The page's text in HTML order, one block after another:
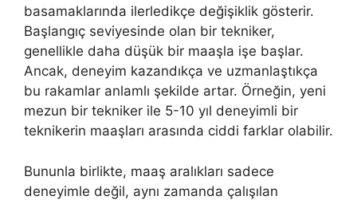
basamaklarında ilerledikçe değişiklik gösterir.
Başlangıç seviyesinde olan bir tekniker,
genellikle daha düşük bir maaşla işe başlar.
Ancak, deneyim kazandıkça ve uzmanlaştıkça
bu rakamlar anlamlı şekilde artar. Örneğin, yeni
mezun bir tekniker ile 5-10 yıl deneyimli bir
teknikerin maaşları arasında ciddi farklar olabilir.
Bununla birlikte, maaş aralıkları sadece
deneyimle değil, aynı zamanda çalışılan